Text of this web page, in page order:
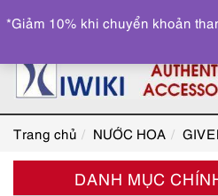
Trang chủ NƯỚC HOA
DANH MỤC
*Giảm 10% khi chuyển khoản